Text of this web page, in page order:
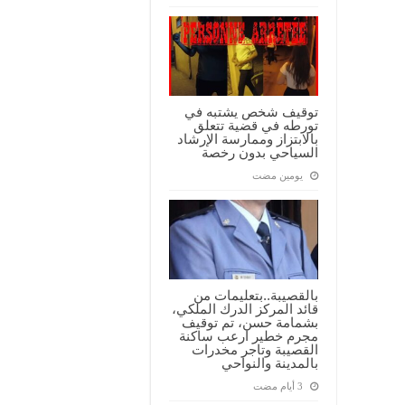
توقيف شخص يشتبه في
تورطه في قضية تتعلق
بالابتزاز وممارسة الإرشاد
السياحي بدون رخصة
‏يومين مضت
بالقصيبة..بتعليمات من
قائد المركز الدرك الملكي،
بشمامة حسن، تم توقيف
مجرم خطير ارعب ساكنة
القصيبة وتاجر مخدرات
بالمدينة والنواحي